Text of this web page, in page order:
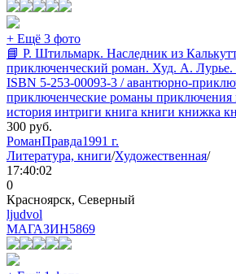
+ Ещё 3 фото
📘 Р. Штильмарк. Наследник из
приключенческий роман. Худ. А. Лурье.
ISBN 5-253-00093-3 / авантюрно-
приключенческие романы приключения
история интриги книга книги книжка
300 руб.
РоманПравда1991 г.
Литература, книги/Художественная/
17:40:02
0
Красноярск, Северный
ljudvol
МАГАЗИН5869